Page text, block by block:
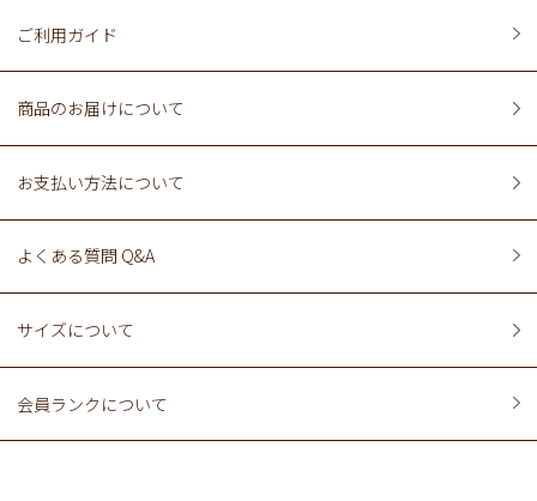
ご利用ガイド
商品のお届けについて
お支払い方法について
よくある質問 Q&A
サイズについて
会員ランクについて